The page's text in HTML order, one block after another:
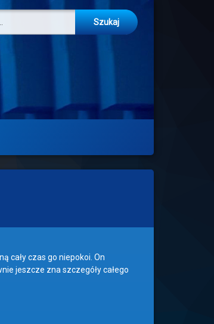
cały czas go niepokoi. On
jeszcze zna szczegóły całego